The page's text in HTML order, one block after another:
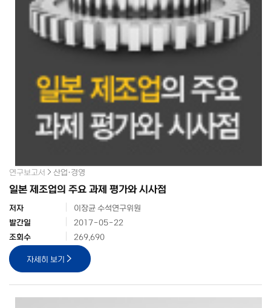
연구보고서 산업·경영
일본 제조업의 주요 과제 평가와 시사점
저자
이장균 수석연구위원
발간일
2017-05-22
조회수
269,690
자세히 보기